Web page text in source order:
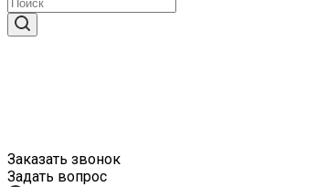
Заказать звонок
Задать вопрос